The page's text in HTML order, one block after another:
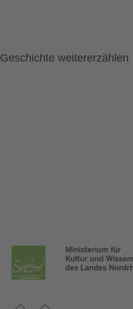
weitererzählen